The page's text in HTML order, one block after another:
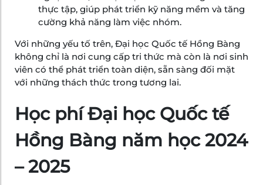
thực tập, giúp phát triển kỹ năng mềm và tăng
cường khả năng làm việc nhóm.
Với những yếu tố trên, Đại học Quốc tế Hồng Bàng
không chỉ là nơi cung cấp tri thức mà còn là nơi sinh
viên có thể phát triển toàn diện, sẵn sàng đối mặt
với những thách thức trong tương lai.
Học phí Đại học Quốc tế
Hồng Bàng năm học 2024
– 2025